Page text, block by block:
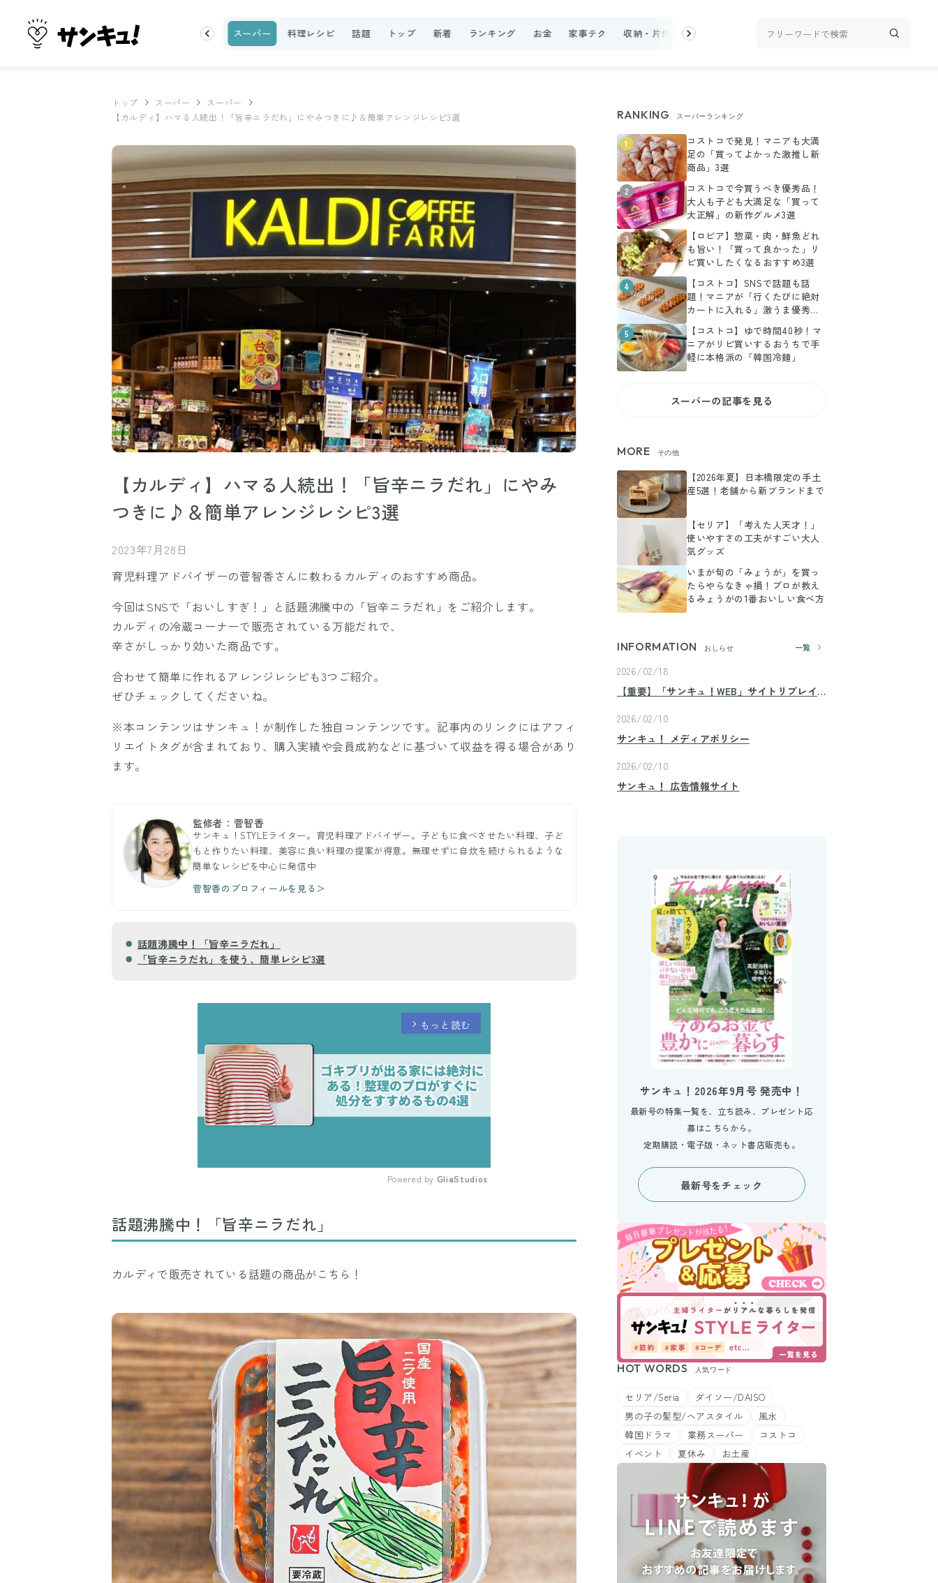
収納・片付け ビューティ 100均・雑貨 スーパー 料理レシピ 話題 トップ 新着 ランキング お金 家事テク 収納・片付け 100均・雑貨 スーパー 料理レシピ
トップ スーパー
スーパー
【カルディ】ハマる人続出！「旨辛ニラだれ」にやみつきに♪＆簡単アレンジレシピ3選
【カルディ】ハマる人続出！「旨辛ニラだれ」にやみ
つきに♪＆簡単アレンジレシピ3選
2023年7月28日
育児料理アドバイザーの菅智香さんに教わるカルディのおすすめ商品。
今回はSNSで「おいしすぎ！」と話題沸騰中の「旨辛ニラだれ」をご紹介します。
カルディの冷蔵コーナーで販売されている万能だれで、
辛さがしっかり効いた商品です。
合わせて簡単に作れるアレンジレシピも3つご紹介。
ぜひチェックしてくださいね。
※本コンテンツはサンキュ！が制作した独自コンテンツです。記事内のリンクにはアフィ
リエイトタグが含まれており、購入実績や会員成約などに基づいて収益を得る場合があり
ます。
監修者：菅智香
サンキュ！STYLEライター。育児料理アドバイザー。子どもに食べさせたい料理、子ど
もと作りたい料理、美容に良い料理の提案が得意。無理せずに自炊を続けられるような
簡単なレシピを中心に発信中
菅智香のプロフィールを見る＞
話題沸騰中！「旨辛ニラだれ」
「旨辛ニラだれ」を使う、簡単レシピ3選
arrow_forward_ios もっと読む
Powered by GliaStudios
話題沸騰中！「旨辛ニラだれ」
カルディで販売されている話題の商品がこちら！
RANKING スーパーランキング
1
コストコで発見！マニアも大満
足の「買ってよかった激推し新
商品」3選
2
コストコで今買うべき優秀品！
大人も子ども大満足な「買って
大正解」の新作グルメ3選
3
【ロピア】惣菜・肉・鮮魚どれ
も旨い！「買って良かった」リ
ピ買いしたくなるおすすめ3選
4
【コストコ】SNSで話題も話
題！マニアが「行くたびに絶対
カートに入れる」激うま優秀グ
5
【コストコ】ゆで時間40秒！マ
ニアがリピ買いするおうちで手
軽に本格派の「韓国冷麺」
スーパーの記事を見る
MORE その他
【2026年夏】日本橋限定の手土
産5選！老舗から新ブランドまで
【セリア】「考えた人天才！」
使いやすさの工夫がすごい大人
気グッズ
いまが旬の「みょうが」を買っ
たらやらなきゃ損！プロが教え
るみょうがの1番おいしい食べ方
INFORMATION おしらせ 一覧
2026/02/18
【重要】「サンキュ！WEB」サイトリプレイ
2026/02/10
サンキュ！ メディアポリシー
2026/02/10
サンキュ！ 広告情報サイト
サンキュ！2026年9月号 発売中！
最新号の特集一覧を、立ち読み、プレゼント応
募はこちらから。
定期購読・電子版・ネット書店販売も。
最新号をチェック
HOT WORDS 人気ワード
セリア/Seria
ダイソー/DAISO
男の子の髪型/ヘアスタイル
風水
韓国ドラマ
業務スーパー
コストコ
イベント
夏休み お土産